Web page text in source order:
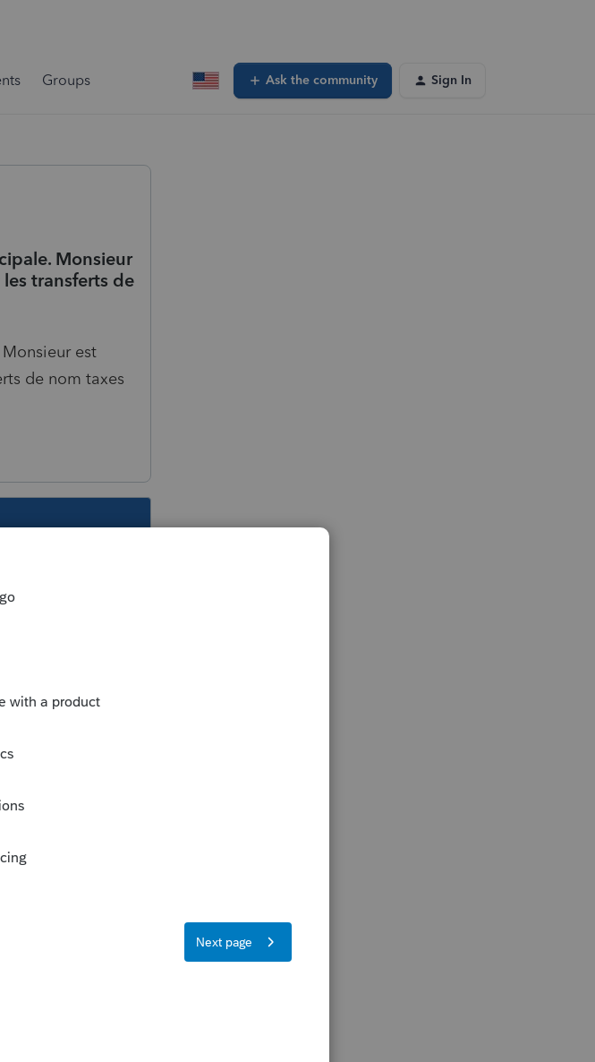
Groups Ask the community Sign In
Monsieur
transferts de
est
de nom taxes
folio-3-
la maison